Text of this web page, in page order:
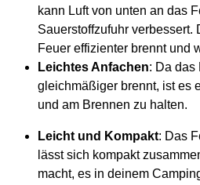
kann Luft von unten an das
Sauerstoffzufuhr verbessert.
Feuer effizienter brennt und
Leichtes Anfachen: Da das
gleichmäßiger brennt, ist es
und am Brennen zu halten.
Leicht und Kompakt: Das
lässt sich kompakt
macht, es in deinem